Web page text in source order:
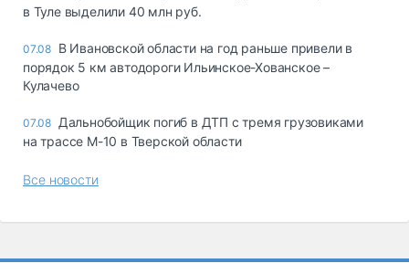
в Туле выделили 40 млн руб.
07.08 В Ивановской области на год раньше привели в
порядок 5 км автодороги Ильинское-Хованское –
Кулачево
07.08 Дальнобойщик погиб в ДТП с тремя грузовиками
на трассе М-10 в Тверской области
Все новости